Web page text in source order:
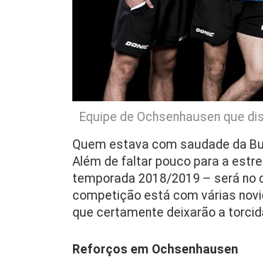
Equipe de Ochsenhausen que
Quem estava com saudade da
Além de faltar pouco para a
temporada 2018/2019 – será no
competição está com várias
que certamente deixarão a
Reforços em Ochsenhausen